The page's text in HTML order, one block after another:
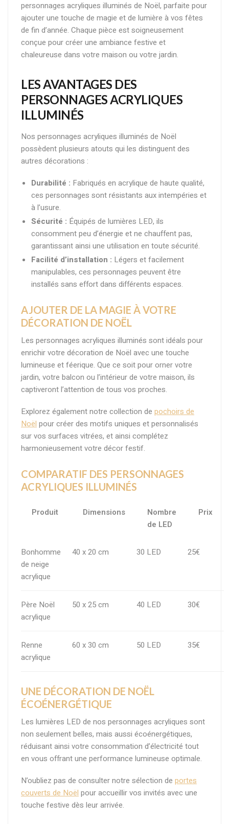
personnages acryliques illuminés de Noël, parfaite pour
ajouter une touche de magie et de lumière à vos fêtes
de fin d’année. Chaque pièce est soigneusement
conçue pour créer une ambiance festive et
chaleureuse dans votre maison ou votre jardin.
LES AVANTAGES DES
PERSONNAGES ACRYLIQUES
ILLUMINÉS
Nos personnages acryliques illuminés de Noël
possèdent plusieurs atouts qui les distinguent des
autres décorations :
Durabilité : Fabriqués en acrylique de haute qualité,
ces personnages sont résistants aux intempéries et
à l’usure.
Sécurité : Équipés de lumières LED, ils
consomment peu d’énergie et ne chauffent pas,
garantissant ainsi une utilisation en toute sécurité.
Facilité d’installation : Légers et facilement
manipulables, ces personnages peuvent être
installés sans effort dans différents espaces.
AJOUTER DE LA MAGIE À VOTRE
DÉCORATION DE NOËL
Les personnages acryliques illuminés sont idéals pour
enrichir votre décoration de Noël avec une touche
lumineuse et féerique. Que ce soit pour orner votre
jardin, votre balcon ou l’intérieur de votre maison, ils
captiveront l’attention de tous vos proches.
Explorez également notre collection de pochoirs de
Noël pour créer des motifs uniques et personnalisés
sur vos surfaces vitrées, et ainsi complétez
harmonieusement votre décor festif.
COMPARATIF DES PERSONNAGES
ACRYLIQUES ILLUMINÉS
Produit Dimensions
Nombre
de LED
Prix
Bonhomme
de neige
acrylique
40 x 20 cm 30 LED 25€
Père Noël
acrylique
50 x 25 cm 40 LED 30€
Renne
acrylique
60 x 30 cm 50 LED 35€
UNE DÉCORATION DE NOËL
ÉCOÉNERGÉTIQUE
Les lumières LED de nos personnages acryliques sont
non seulement belles, mais aussi écoénergétiques,
réduisant ainsi votre consommation d’électricité tout
en vous offrant une performance lumineuse optimale.
N’oubliez pas de consulter notre sélection de portes
couverts de Noël pour accueillir vos invités avec une
touche festive dès leur arrivée.